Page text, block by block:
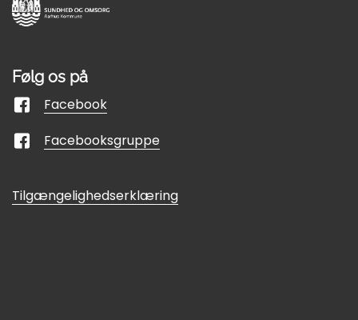
Følg os på
Facebook
Facebooksgruppe
Tilgængelighedserklæring